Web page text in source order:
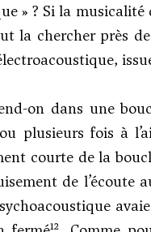
» ? Si la
chercher près
on dans une
plusieurs fois à
courte de la
de l’écoute
12